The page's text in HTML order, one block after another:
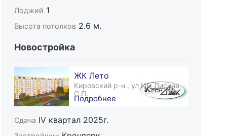
Лоджий 1
Высота потолков 2.6 м.
Новостройка
ЖК Лето
Кировский р-н., ул Им Лисина
С.П.
Подробнее
Сдача IV квартал 2025г.